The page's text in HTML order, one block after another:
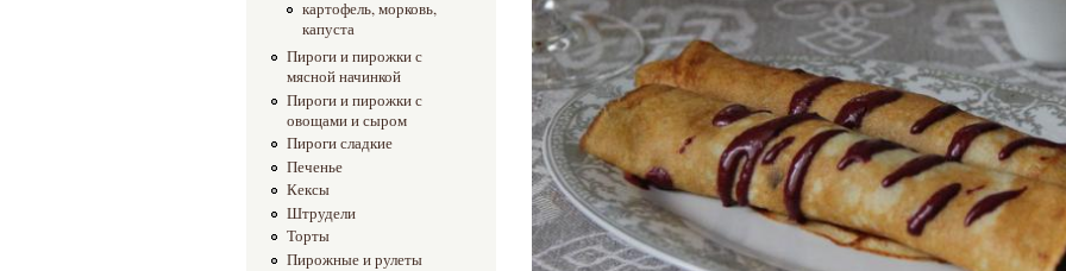
картофель, морковь,
капуста
Пироги и пирожки с
мясной начинкой
Пироги и пирожки с
овощами и сыром
Пироги сладкие
Печенье
Кексы
Штрудели
Торты
Пирожные и рулеты